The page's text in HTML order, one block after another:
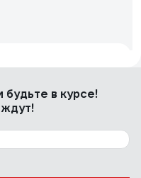
будьте в курсе!